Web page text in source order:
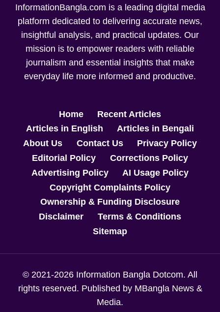
InformationBangla.com is a leading digital media
platform dedicated to delivering accurate news,
insightful analysis, and practical updates. Our
mission is to empower readers with reliable
journalism and essential insights that make
everyday life more informed and productive.
Home
Recent Articles
Articles in English
Articles in Bengali
About Us
Contact Us
Privacy Policy
Editorial Policy
Corrections Policy
Advertising Policy
AI Usage Policy
Copyright Complaints Policy
Ownership & Funding Disclosure
Disclaimer
Terms & Conditions
Sitemap
© 2021-2026 Information Bangla Dotcom. All
rights reserved. Published by MBangla News &
Media.